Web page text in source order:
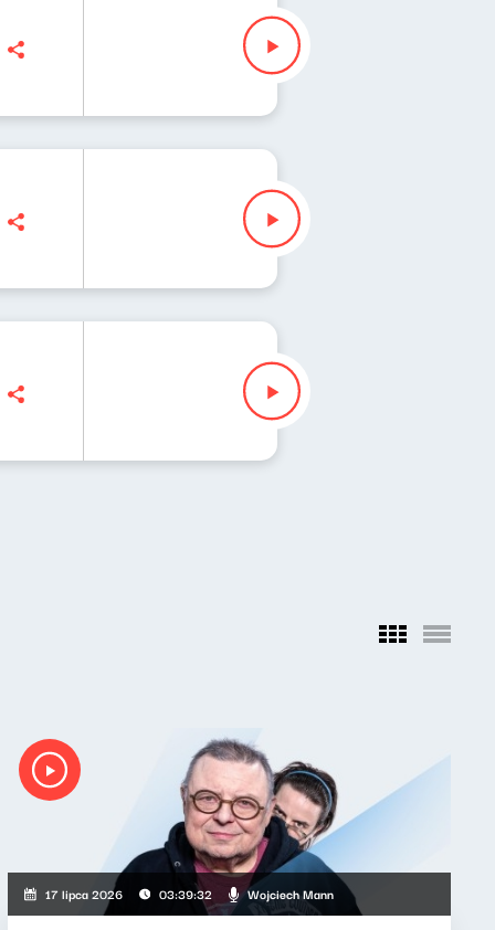
17 lipca 2026 03:39:32 Wojciech Mann